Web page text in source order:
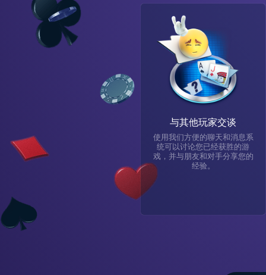
与其他玩家交谈
使用我们方便的聊天和消息系
统可以讨论您已经获胜的游
戏，并与朋友和对手分享您的
经验。